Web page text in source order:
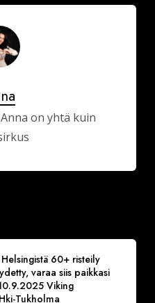
on yhtä kuin
Helsingistä 60+ risteily
varaa siis paikkasi
Viking
Tukholma